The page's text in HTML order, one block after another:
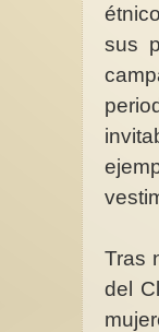
sus
Tras
del